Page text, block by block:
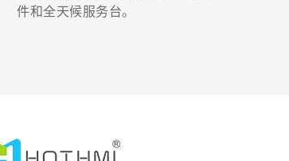
件和全天候服务台。